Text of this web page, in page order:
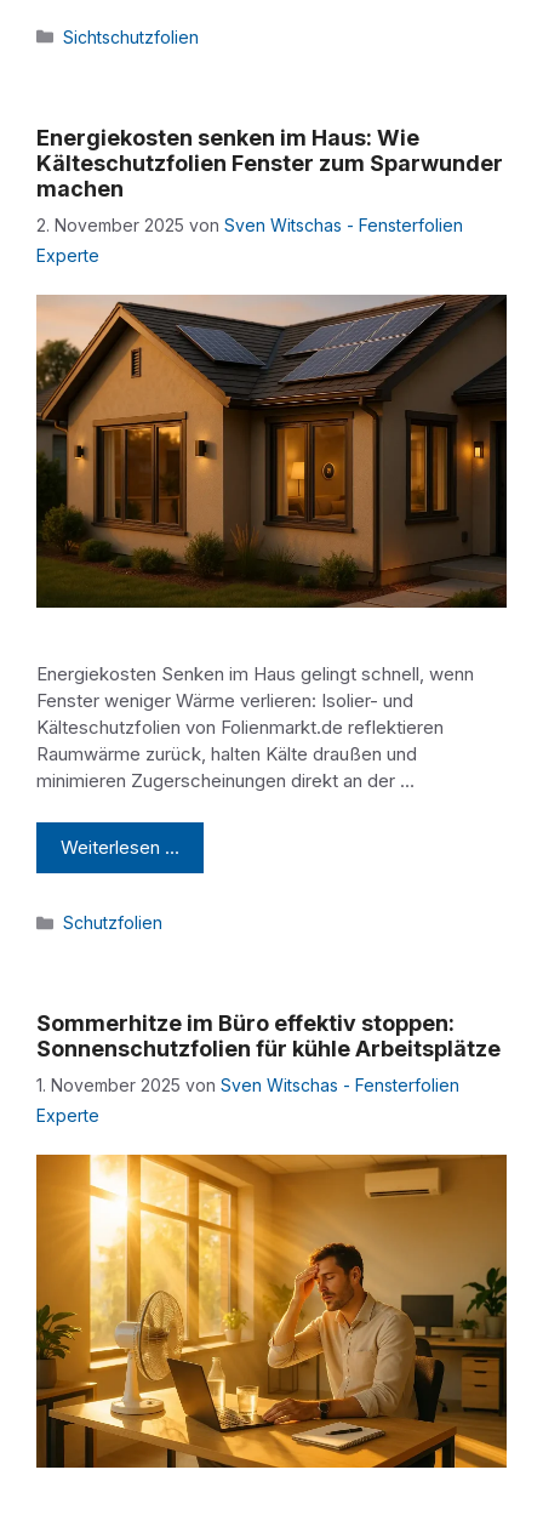
Kategorien
Sichtschutzfolien
Energiekosten senken im Haus: Wie
Kälteschutzfolien Fenster zum Sparwunder
machen
2. November 2025 von Sven Witschas - Fensterfolien
Experte
Energiekosten Senken im Haus gelingt schnell, wenn
Fenster weniger Wärme verlieren: Isolier- und
Kälteschutzfolien von Folienmarkt.de reflektieren
Raumwärme zurück, halten Kälte draußen und
minimieren Zugerscheinungen direkt an der …
Weiterlesen …
Kategorien
Schutzfolien
Sommerhitze im Büro effektiv stoppen:
Sonnenschutzfolien für kühle Arbeitsplätze
1. November 2025 von Sven Witschas - Fensterfolien
Experte